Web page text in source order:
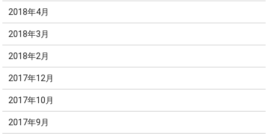
2018年4月
2018年3月
2018年2月
2017年12月
2017年10月
2017年9月